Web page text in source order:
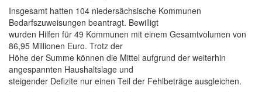
Insgesamt hatten 104 niedersächsische Kommunen
Bedarfszuweisungen beantragt. Bewilligt
wurden Hilfen für 49 Kommunen mit einem Gesamtvolumen von
86,95 Millionen Euro. Trotz der
Höhe der Summe können die Mittel aufgrund der weiterhin
angespannten Haushaltslage und
steigender Defizite nur einen Teil der Fehlbeträge ausgleichen.